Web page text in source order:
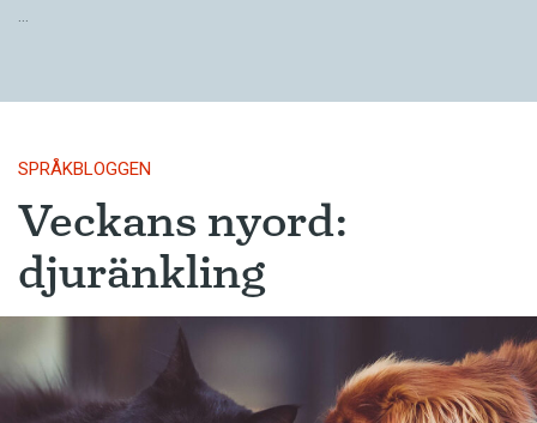
…
SPRÅKBLOGGEN
Veckans nyord:
djuränkling